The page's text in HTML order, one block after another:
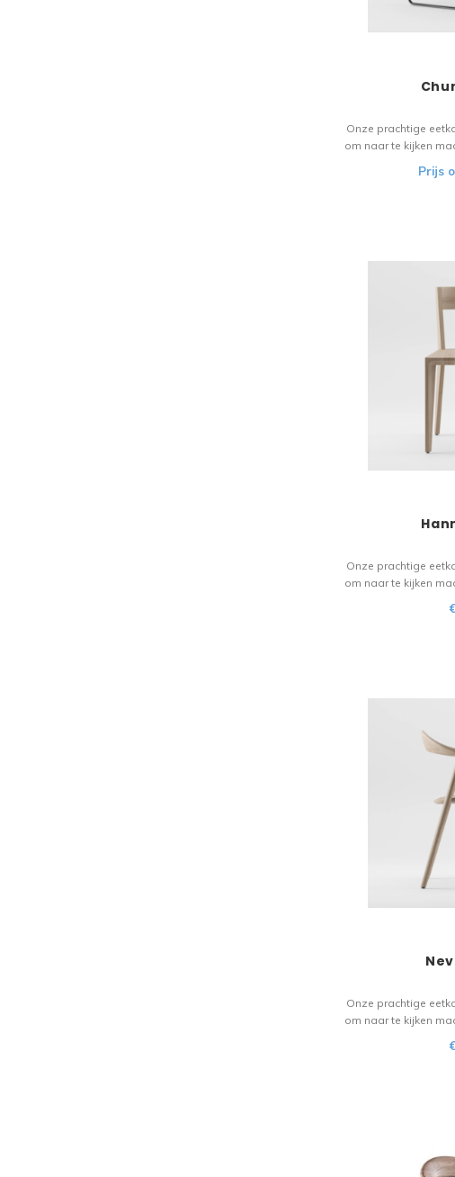
Onze prachtige
om naar te kijken
het verfijnde design.
Prijs
Onze prachtige
om naar te kijken
het verfijnde design.
Onze prachtige
om naar te kijken
het verfijnde design.